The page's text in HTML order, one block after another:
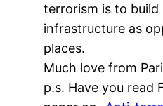
terrorism is to build
infrastructure as
places.
Much love from
p.s. Have you read